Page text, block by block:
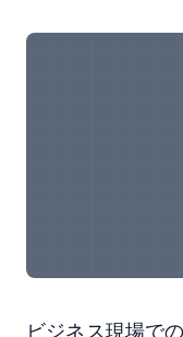
ビジネス現場で